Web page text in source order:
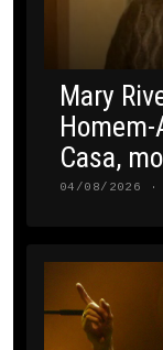
Mary
Homem-
Casa,
04/08/2026 ·